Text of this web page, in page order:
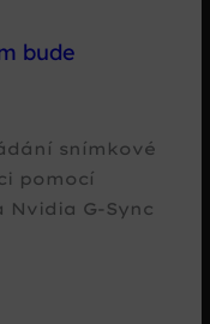
bude
snímkové
pomocí
Nvidia G-Sync